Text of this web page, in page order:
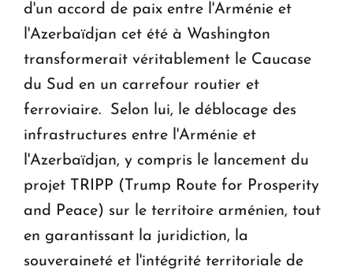
d'un accord de paix entre l'Arménie et
l'Azerbaïdjan cet été à Washington
transformerait véritablement le Caucase
du Sud en un carrefour routier et
ferroviaire. Selon lui, le déblocage des
infrastructures entre l'Arménie et
l'Azerbaïdjan, y compris le lancement du
projet TRIPP (Trump Route for Prosperity
and Peace) sur le territoire arménien, tout
en garantissant la juridiction, la
souveraineté et l'intégrité territoriale de